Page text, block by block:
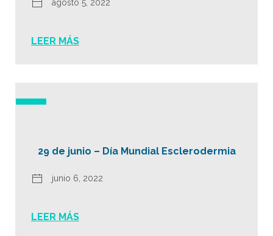
agosto 5, 2022
LEER MÁS
29 de junio – Día Mundial Esclerodermia
junio 6, 2022
LEER MÁS